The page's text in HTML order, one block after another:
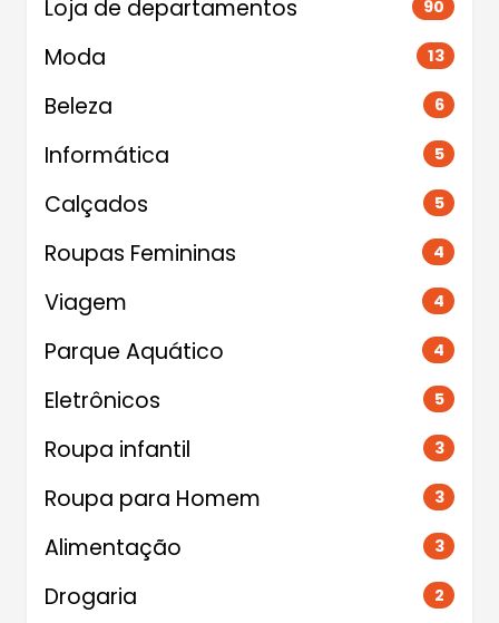
Loja de departamentos 90
Moda 13
Beleza 6
Informática 5
Calçados 5
Roupas Femininas 4
Viagem 4
Parque Aquático 4
Eletrônicos 5
Roupa infantil 3
Roupa para Homem 3
Alimentação 3
Drogaria 2